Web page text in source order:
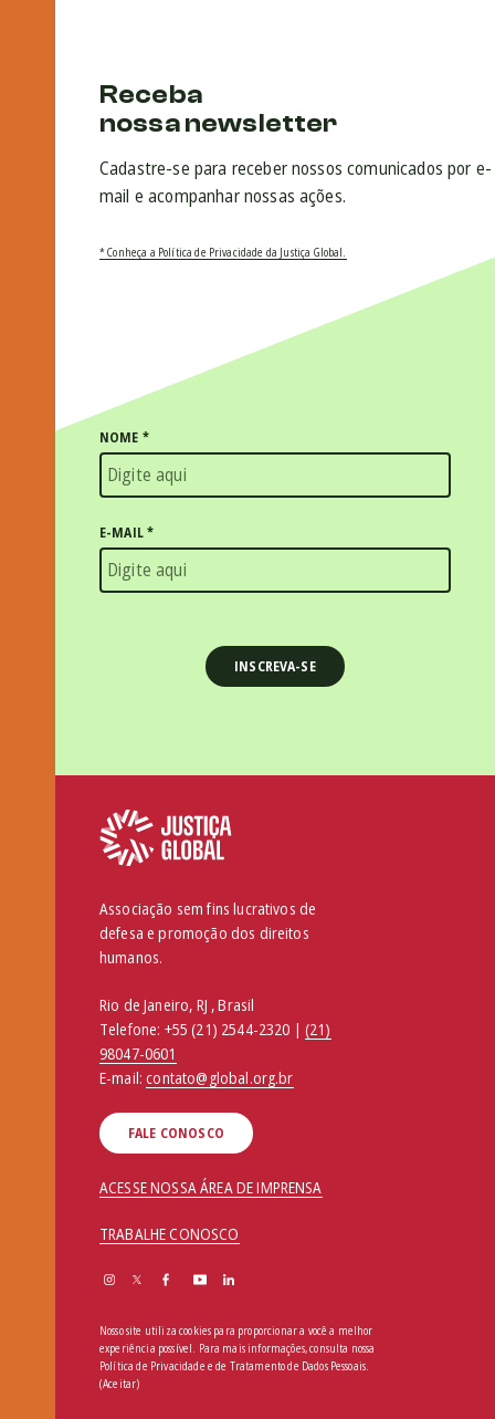
Receba
nossa newsletter
Cadastre-se para receber nossos comunicados por e-
mail e acompanhar nossas ações.
* Conheça a Política de Privacidade da Justiça Global.
NOME *
E-MAIL*
Associação sem fins lucrativos de
defesa e promoção dos direitos
humanos.
Rio de Janeiro, RJ , Brasil
Telefone: +55 (21) 2544-2320 | (21)
98047-0601
E-mail:contato@global.org.br
FALE CONOSCO
ACESSE NOSSA ÁREA DE IMPRENSA
TRABALHE CONOSCO
Nosso site utiliza cookies para proporcionar a você a melhor
experiência possível. Para mais informações, consulta nossa
Política de Privacidade e de Tratamento de Dados Pessoais.
(Aceitar)